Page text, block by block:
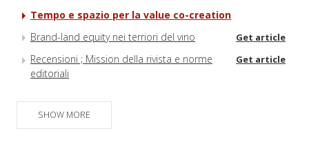
Tempo e spazio per la value co-creation
Brand-land equity nei terriori del vino
Get article
Recensioni ; Mission della rivista e norme
editoriali
Get article
SHOW MORE